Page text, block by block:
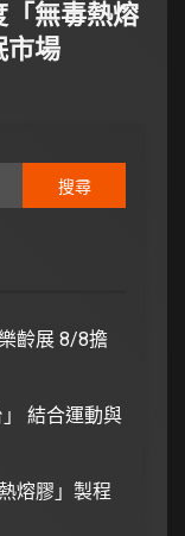
「無毒熱熔
市場
齡展 8/8擔
結合運動與
熔膠」製程